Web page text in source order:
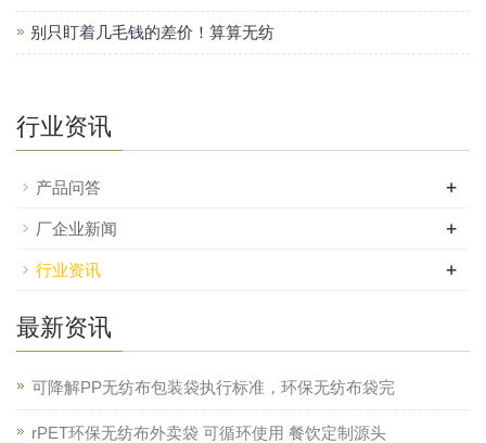
别只盯着几毛钱的差价！算算无纺
行业资讯
产品问答 +
厂企业新闻 +
行业资讯 +
最新资讯
可降解PP无纺布包装袋执行标准，环保无纺布袋完
rPET环保无纺布外卖袋 可循环使用 餐饮定制源头